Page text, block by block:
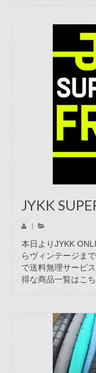
JYKK
本日よりJYKK
らヴィンテージま
で送料無理サービス
得な商品一覧はこ